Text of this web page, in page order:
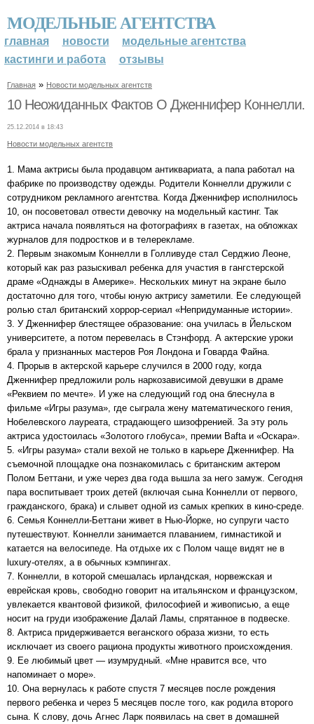
МОДЕЛЬНЫЕ АГЕНТСТВА
главная новости
модельные агентства
кастинги и работа
отзывы
Главная » Новости модельных агентств
10 Неожиданных Фактов О Дженнифер Коннелли.
25.12.2014 в 18:43
Новости модельных агентств
1. Мама актрисы была продавцом антиквариата, а папа работал на
фабрике по производству одежды. Родители Коннелли дружили с
сотрудником рекламного агентства. Когда Дженнифер исполнилось
10, он посоветовал отвести девочку на модельный кастинг. Так
актриса начала появляться на фотографиях в газетах, на обложках
журналов для подростков и в телерекламе.
2. Первым знакомым Коннелли в Голливуде стал Серджио Леоне,
который как раз разыскивал ребенка для участия в гангстерской
драме «Однажды в Америке». Нескольких минут на экране было
достаточно для того, чтобы юную актрису заметили. Ее следующей
ролью стал британский хоррор-сериал «Непридуманные истории».
3. У Дженнифер блестящее образование: она училась в Йельском
университете, а потом перевелась в Стэнфорд. А актерские уроки
брала у признанных мастеров Роя Лондона и Говарда Файна.
4. Прорыв в актерской карьере случился в 2000 году, когда
Дженнифер предложили роль наркозависимой девушки в драме
«Реквием по мечте». И уже на следующий год она блеснула в
фильме «Игры разума», где сыграла жену математического гения,
Нобелевского лауреата, страдающего шизофренией. За эту роль
актриса удостоилась «Золотого глобуса», премии Bafta и «Оскара».
5. «Игры разума» стали вехой не только в карьере Дженнифер. На
съемочной площадке она познакомилась с британским актером
Полом Беттани, и уже через два года вышла за него замуж. Сегодня
пара воспитывает троих детей (включая сына Коннелли от первого,
гражданского, брака) и слывет одной из самых крепких в кино-среде.
6. Семья Коннелли-Беттани живет в Нью-Йорке, но супруги часто
путешествуют. Коннелли занимается плаванием, гимнастикой и
катается на велосипеде. На отдыхе их с Полом чаще видят не в
luxury-отелях, а в обычных кэмпингах.
7. Коннелли, в которой смешалась ирландская, норвежская и
еврейская кровь, свободно говорит на итальянском и французском,
увлекается квантовой физикой, философией и живописью, а еще
носит на груди изображение Далай Ламы, спрятанное в подвеске.
8. Актриса придерживается веганского образа жизни, то есть
исключает из своего рациона продукты животного происхождения.
9. Ее любимый цвет — изумрудный. «Мне нравится все, что
напоминает о море».
10. Она вернулась к работе спустя 7 месяцев после рождения
первого ребенка и через 5 месяцев после того, как родила второго
сына. К слову, дочь Агнес Ларк появилась на свет в домашней